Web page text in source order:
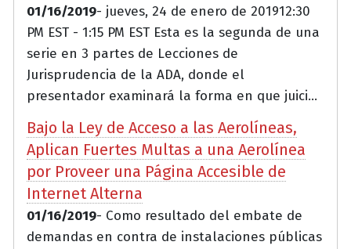
01/16/2019- jueves, 24 de enero de 201912:30
PM EST - 1:15 PM EST Esta es la segunda de una
serie en 3 partes de Lecciones de
Jurisprudencia de la ADA, donde el
presentador examinará la forma en que juici...
Bajo la Ley de Acceso a las Aerolíneas,
Aplican Fuertes Multas a una Aerolínea
por Proveer una Página Accesible de
Internet Alterna
01/16/2019- Como resultado del embate de
demandas en contra de instalaciones públicas